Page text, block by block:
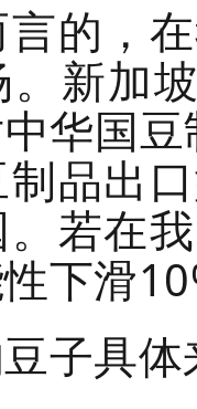
的，
新加
华国
品出
若在
下滑
豆子具